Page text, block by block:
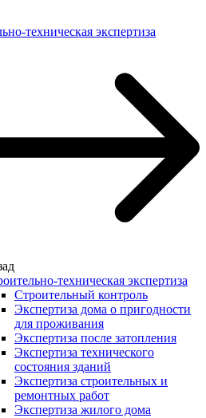
техническая экспертиза
техническая экспертиза
Строительный контроль
Экспертиза дома о пригодности
для проживания
Экспертиза после затопления
Экспертиза технического
состояния зданий
Экспертиза строительных и
ремонтных работ
Экспертиза жилого дома